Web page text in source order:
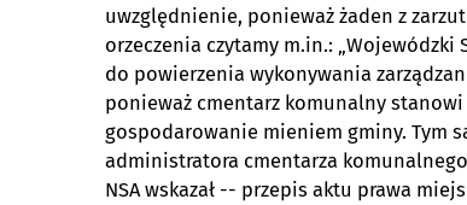
uwzględnienie, ponieważ żaden z
orzeczenia czytamy m.in.:
do powierzenia wykonywania
ponieważ cmentarz komunalny
gospodarowanie mieniem gminy. Tym
administratora cmentarza
NSA wskazał -- przepis aktu prawa